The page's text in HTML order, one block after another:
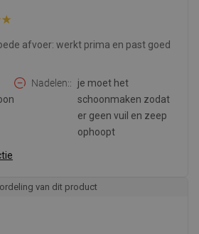
afvoer: werkt prima en past goed
Nadelen:
je moet het
schoonmaken zodat
er geen vuil en zeep
ophoopt
van dit product